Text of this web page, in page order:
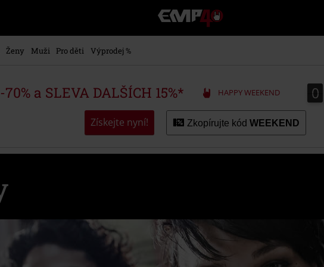
EMP
-
Hudba,
Merch
hráče,
Alternativní
Ženy Muži Pro děti Výprodej %
a SLEVA DALŠÍCH 15%* HAPPY WEEKEND 0
0
Získejte nyní! Zkopírujte kód WEEKEND